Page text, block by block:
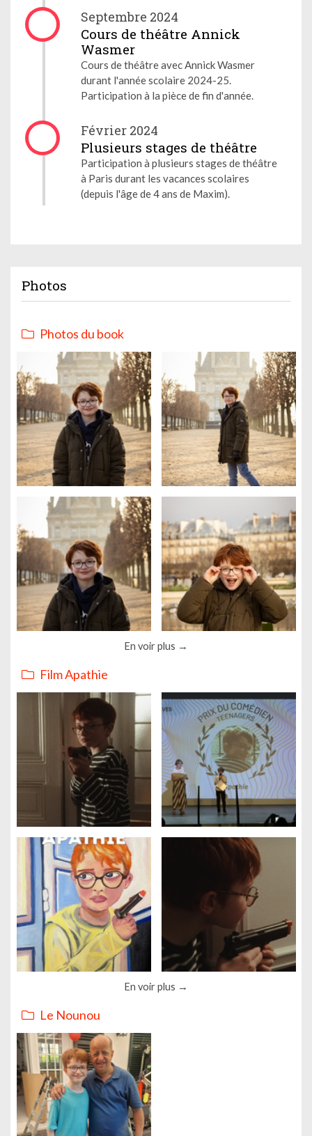
Septembre 2024
Cours de théâtre Annick
Wasmer
Cours de théâtre avec Annick Wasmer
durant l'année scolaire 2024-25.
Participation à la pièce de fin d'année.
Février 2024
Plusieurs stages de théâtre
Participation à plusieurs stages de théâtre
à Paris durant les vacances scolaires
(depuis l'âge de 4 ans de Maxim).
Photos
Photos du book
En voir plus
Film Apathie
En voir plus
Le Nounou